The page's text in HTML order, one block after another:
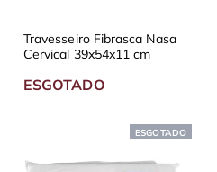
Travesseiro Fibrasca Nasa
Cervical 39x54x11 cm
ESGOTADO
ESGOTADO